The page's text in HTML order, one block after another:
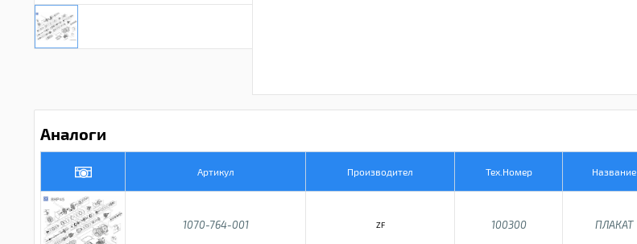
Аналоги
Артикул Производител Тех.Номер Название
1070-764-001 ZF 100300 ПЛАКАТ